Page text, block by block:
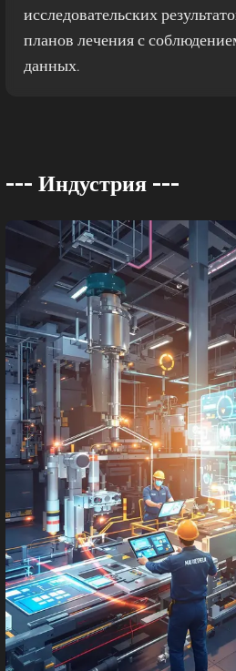
исследовательских
планов лечения с
данных.
--- Индустрия ---